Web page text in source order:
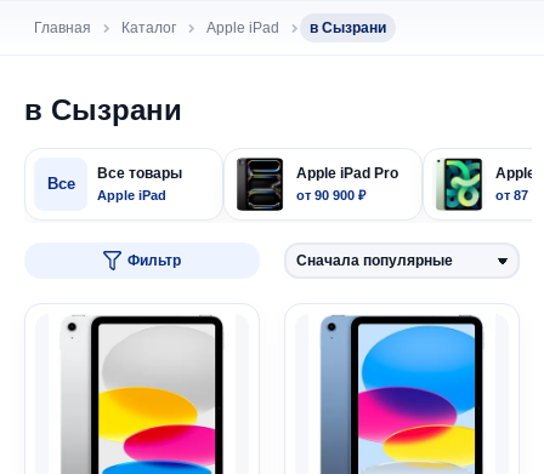
Главная Каталог Apple iPad в Сызрани
в Сызрани
Все
Все товары
Apple iPad
Apple iPad Pro
от 90 900 ₽
Apple
от 87
Фильтр